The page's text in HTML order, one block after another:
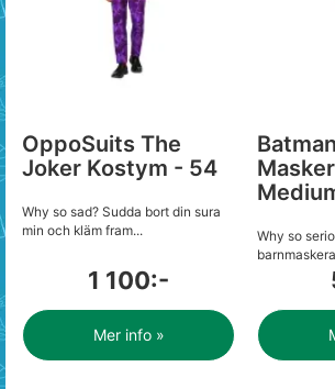
OppoSuits The
Joker Kostym - 54
Why so sad? Sudda bort din sura
min och kläm fram...
1 100:-
Mer info »
Why so